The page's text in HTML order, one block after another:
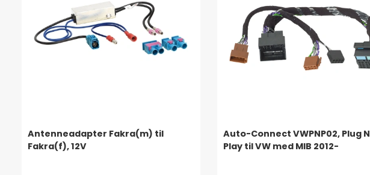
Antenneadapter Fakra(m) til
Fakra(f), 12V
Auto-Connect VWPNP02, Plug N
Play til VW med MIB 2012-